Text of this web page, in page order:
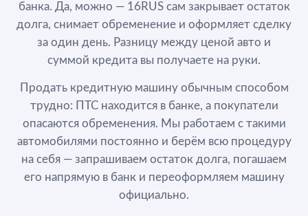
банка. Да, можно — 16RUS сам закрывает остаток
долга, снимает обременение и оформляет сделку
за один день. Разницу между ценой авто и
суммой кредита вы получаете на руки.
Продать кредитную машину обычным способом
трудно: ПТС находится в банке, а покупатели
опасаются обременения. Мы работаем с такими
автомобилями постоянно и берём всю процедуру
на себя — запрашиваем остаток долга, погашаем
его напрямую в банк и переоформляем машину
официально.